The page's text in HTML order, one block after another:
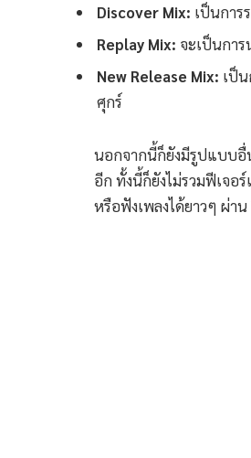
Discover Mix: เป็นการ
Replay Mix: จะเป็นการ
New Release Mix: เป็
ศุกร์
นอกจากนี้ก็ยังมีรูปแบบอื่
อีก ทั้งนี้ก็ยังไม่รวมฟีเจอ
หรือฟังเพลงได้ยาวๆ ผ่าน